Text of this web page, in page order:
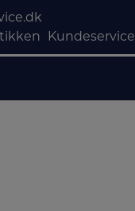
Kundeservice